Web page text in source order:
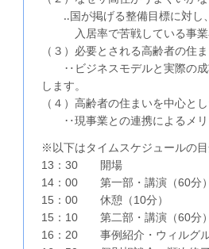
‥国が掲げる整備目標に対し
入居率で苦戦している事業
（３）必要とされる高齢者の住
‥ビジネスモデルと実際の成
します。
（４）高齢者の住まいを中心と
‥現事業との連携によるメリ
※以下はタイムスケジュールの
13：30 開場
14：00 第一部・講演（60分
15：00 休憩（10分）
15：10 第二部・講演（60分
16：20 事例紹介・ウィルグル